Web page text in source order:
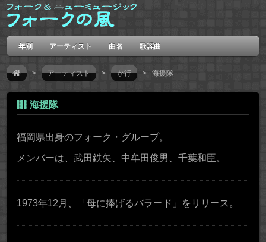
年別 アーティスト 曲名 歌謡曲
> アーティスト > か行 > 海援隊
海援隊
福岡県出身のフォーク・グループ。
メンバーは、武田鉄矢、中牟田俊男、千葉和臣。
1973年12月、「母に捧げるバラード」をリリース。